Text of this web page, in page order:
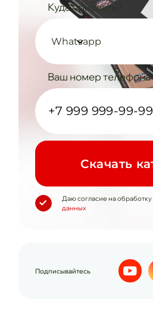
Куда прислать?
Whatsapp
Ваш номер телефона
Cкачать
Даю согласие на
данных
Подписывайтесь